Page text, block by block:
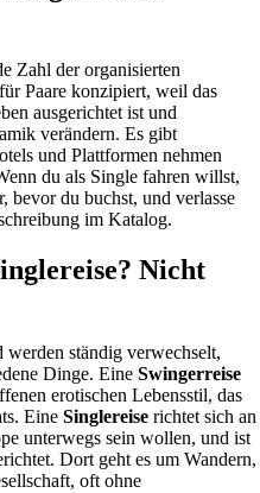
Zahl der organisierten
Paare konzipiert, weil das
ausgerichtet ist und
verändern. Es gibt
und Plattformen nehmen
du als Single fahren willst,
bevor du buchst, und verlasse
im Katalog.
Nicht
ständig verwechselt,
Dinge. Eine Swingerreise
erotischen Lebensstil, das
Eine Singlereise richtet sich an
unterwegs sein wollen, und ist
Dort geht es um Wandern,
oft ohne